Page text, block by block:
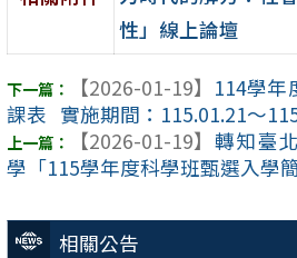
相關公告
性」線上論壇
【2026-01-19】 114學年
課表 實施期間：115.01.21～
【2026-01-19】 轉知臺
學「115學年度科學班甄選入學簡